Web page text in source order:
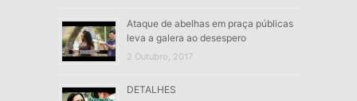
Ataque de abelhas em praça públicas
leva a galera ao desespero
2 Outubro, 2017
DETALHES